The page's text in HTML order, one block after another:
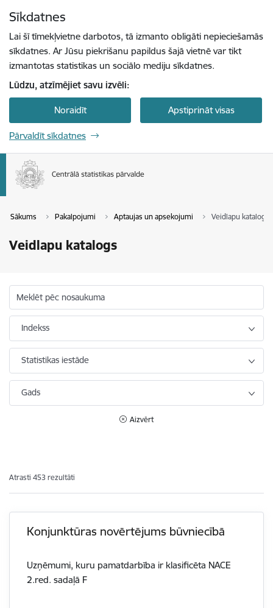
Sīkdatnes
Lai šī tīmekļvietne darbotos, tā izmanto obligāti nepieciešamās
sīkdatnes. Ar Jūsu piekrišanu papildus šajā vietnē var tikt
izmantotas statistikas un sociālo mediju sīkdatnes.
Lūdzu, atzīmējiet savu izvēli:
Noraidīt Apstiprināt visas
Pārvaldīt sīkdatnes
Sākums Pakalpojumi Aptaujas un apsekojumi Veidlapu katalogs
Veidlapu katalogs
Meklēt pēc nosaukuma
Indekss
Statistikas iestāde
Gads
Aizvērt
Atrasti 453 rezultāti
Konjunktūras novērtējums būvniecībā
Uzņēmumi, kuru pamatdarbība ir klasificēta NACE
2.red. sadaļā F